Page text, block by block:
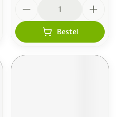
Bestel